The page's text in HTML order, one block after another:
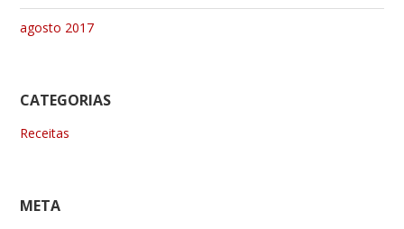
agosto 2017
CATEGORIAS
Receitas
META